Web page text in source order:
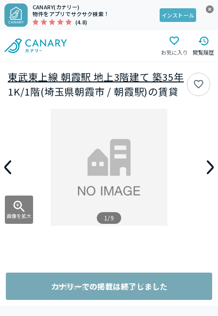
CANARY(カナリー)
物件をアプリでサクサク検索！
(4.8)
インストール
お気に入り 閲覧履歴
東武東上線 朝霞駅 地上3階建て 築35年
1K/1階(埼玉県朝霞市 / 朝霞駅)の賃貸
画像を拡大 1/9
お問い合わせ（外部サイト）
カナリーでの掲載は終了しました